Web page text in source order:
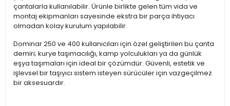
çantalarla kullanılabilir. Ürünle birlikte gelen tüm vida ve
montaj ekipmanları sayesinde ekstra bir parça ihtiyacı
olmadan kolay kurulum yapılabilir.
Dominar 250 ve 400 kullanıcıları için özel geliştirilen bu çanta
demiri; kurye taşımacılığı, kamp yolculukları ya da günlük
eşya taşımaları için ideal bir çözümdür. Güvenli, estetik ve
işlevsel bir taşıyıcı sistem isteyen sürücüler için vazgeçilmez
bir aksesuardır.